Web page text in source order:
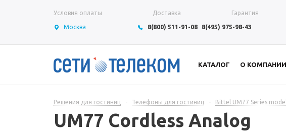
Условия оплаты Доставка Гарантия
Москва 8(800) 511-91-08 8(495) 975-98-43
КАТАЛОГ О КОМПАНИИ
Решения для гостиниц - Телефоны для гостиниц - Bittel UM77 Series
UM77 Cordless Analog